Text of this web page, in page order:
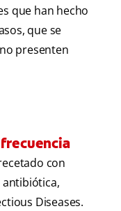
que han hecho
que se
presenten
con
Diseases.